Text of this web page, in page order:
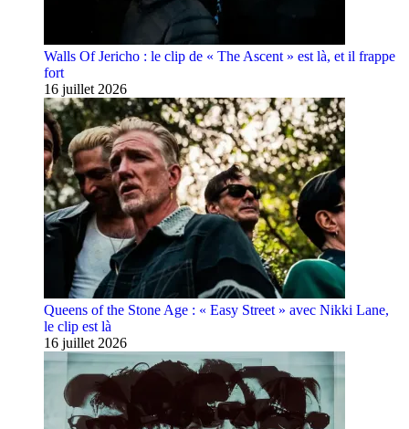
Walls Of Jericho : le clip de « The Ascent » est là, et il frappe
fort
16 juillet 2026
Queens of the Stone Age : « Easy Street » avec Nikki Lane,
le clip est là
16 juillet 2026